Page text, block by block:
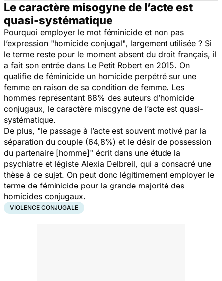
Le caractère misogyne de l’acte est
quasi-systématique
Pourquoi employer le mot féminicide et non pas
l’expression "homicide conjugal", largement utilisée ? Si
le terme reste pour le moment absent du droit français, il
a fait son entrée dans Le Petit Robert en 2015. On
qualifie de féminicide un homicide perpétré sur une
femme en raison de sa condition de femme. Les
hommes représentant 88% des auteurs d’homicide
conjugaux, le caractère misogyne de l’acte est quasi-
systématique.
De plus, "le passage à l’acte est souvent motivé par la
séparation du couple (64,8%) et le désir de possession
du partenaire [homme]" écrit dans une étude la
psychiatre et légiste Alexia Delbreil, qui a consacré une
thèse à ce sujet. On peut donc légitimement employer le
terme de féminicide pour la grande majorité des
homicides conjugaux.
VIOLENCE CONJUGALE